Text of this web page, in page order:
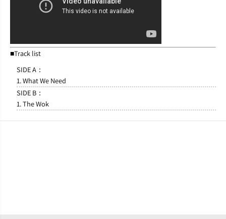
■Track list
SIDE A：
1. What We Need
SIDE B：
1. The Wok